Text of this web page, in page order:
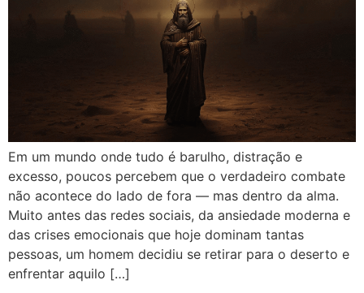
Em um mundo onde tudo é barulho, distração e
excesso, poucos percebem que o verdadeiro combate
não acontece do lado de fora — mas dentro da alma.
Muito antes das redes sociais, da ansiedade moderna e
das crises emocionais que hoje dominam tantas
pessoas, um homem decidiu se retirar para o deserto e
enfrentar aquilo […]